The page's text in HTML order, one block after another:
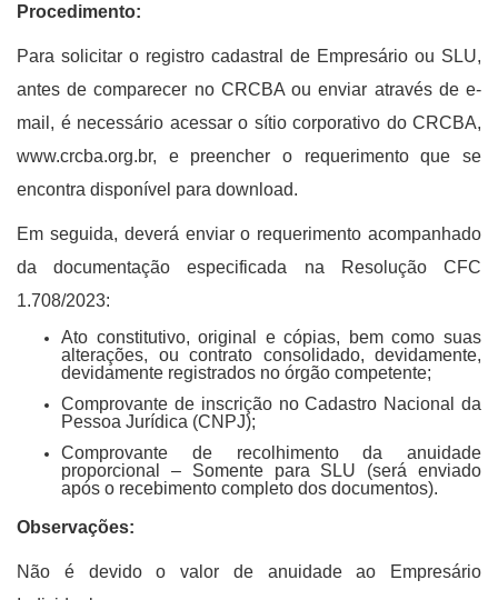
Procedimento:
Para solicitar o registro cadastral de Empresário ou SLU,
antes de comparecer no CRCBA ou enviar através de e-
mail, é necessário acessar o sítio corporativo do CRCBA,
www.crcba.org.br, e preencher o requerimento que se
encontra disponível para download.
Em seguida, deverá enviar o requerimento acompanhado
da documentação especificada na Resolução CFC
1.708/2023:
Ato constitutivo, original e cópias, bem como suas
alterações, ou contrato consolidado, devidamente,
devidamente registrados no órgão competente;
Comprovante de inscrição no Cadastro Nacional da
Pessoa Jurídica (CNPJ);
Comprovante de recolhimento da anuidade
proporcional – Somente para SLU (será enviado
após o recebimento completo dos documentos).
Observações:
Não é devido o valor de anuidade ao Empresário